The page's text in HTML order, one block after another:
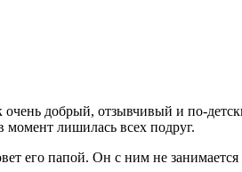
добрый, отзывчивый и по-
момент лишилась всех подруг.
его папой. Он с ним не